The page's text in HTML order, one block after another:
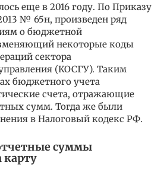
еще в 2016 году. По Приказу
№ 65н, произведен ряд
о бюджетной
некоторые коды
сектора
(КОСГУ). Таким
бюджетного учета
счета, отражающие
сумм. Тогда же были
в Налоговый кодекс РФ.
суммы
карту